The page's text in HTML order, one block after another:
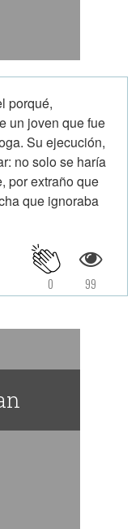
porqué,
un joven que fue
Su ejecución,
no solo se haría
por extraño que
que ignoraba
99
0